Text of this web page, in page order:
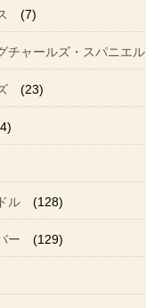
(7)
チャールズ・スパニエル
(23)
ル (128)
ー (129)